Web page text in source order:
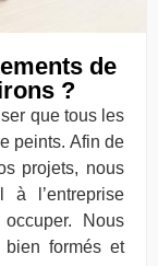
de
?
que tous les
peints. Afin de
projets, nous
à l’entreprise
Nous
bien formés et